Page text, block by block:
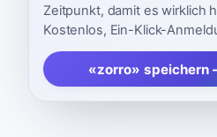
Zeitpunkt, damit es wirklich
Kostenlos, Ein-Klick-
«zorro» speichern